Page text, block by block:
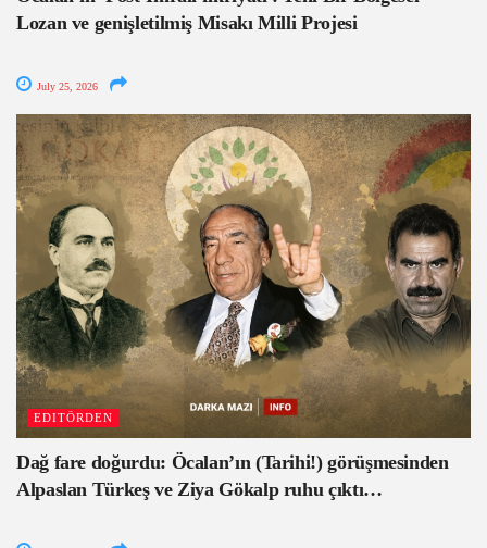
Lozan ve genişletilmiş Misakı Milli Projesi
July 25, 2026
EDITÖRDEN
Dağ fare doğurdu: Öcalan’ın (Tarihi!) görüşmesinden
Alpaslan Türkeş ve Ziya Gökalp ruhu çıktı…